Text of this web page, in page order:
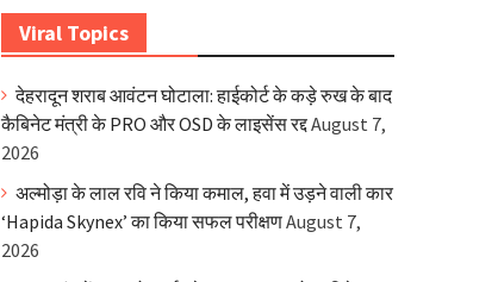
Viral Topics
देहरादून शराब आवंटन घोटाला: हाईकोर्ट के कड़े रुख के बाद
कैबिनेट मंत्री के PRO और OSD के लाइसेंस रद्दAugust 7,
2026
अल्मोड़ा के लाल रवि ने किया कमाल, हवा में उड़ने वाली कार
‘Hapida Skynex’ का किया सफल परीक्षणAugust 7,
2026